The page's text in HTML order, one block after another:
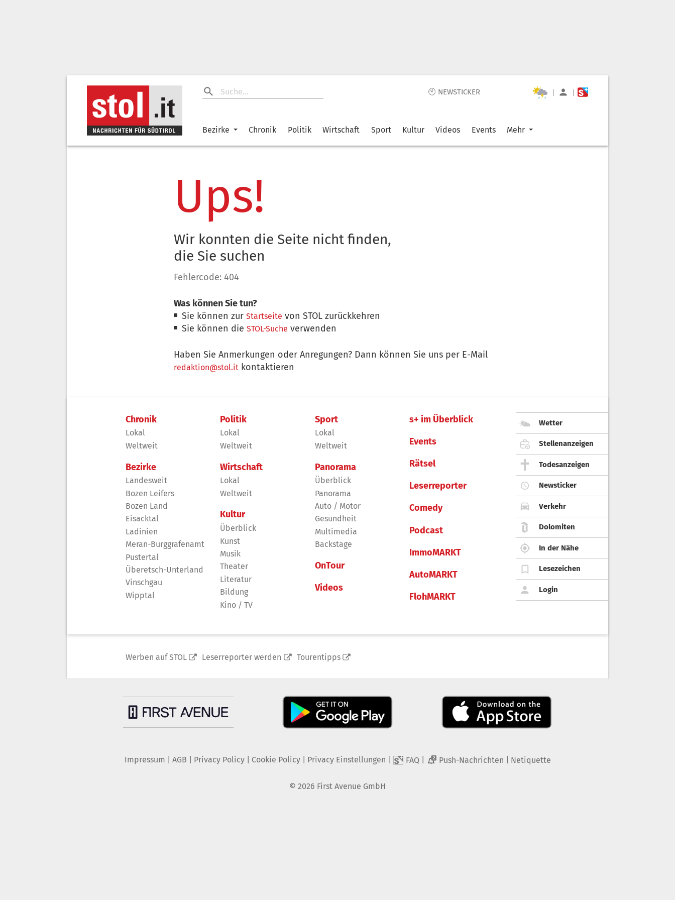
🕙 NEWSTICKER | |
Bezirke Chronik Politik Wirtschaft Sport Kultur Videos Events Mehr
Ups!
Wir konnten die Seite nicht finden,
die Sie suchen
Fehlercode: 404
Was können Sie tun?
Sie können zurStartseite von STOL zurückkehren
Sie können dieSTOL-Suche verwenden
Haben Sie Anmerkungen oder Anregungen? Dann können Sie uns per E-Mail
redaktion@stol.it kontaktieren
Chronik
Lokal
Weltweit
Bezirke
Landesweit
Bozen Leifers
Bozen Land
Eisacktal
Ladinien
Meran-Burggrafenamt
Pustertal
Überetsch-Unterland
Vinschgau
Wipptal
Politik
Lokal
Weltweit
Wirtschaft
Lokal
Weltweit
Kultur
Überblick
Kunst
Musik
Theater
Literatur
Bildung
Kino / TV
Sport
Lokal
Weltweit
Panorama
Überblick
Panorama
Auto / Motor
Gesundheit
Multimedia
Backstage
OnTour
Videos
s+ im Überblick
Events
Rätsel
Leserreporter
Comedy
Podcast
ImmoMARKT
AutoMARKT
FlohMARKT
Wetter
Stellenanzeigen
Todesanzeigen
Newsticker
Verkehr
Dolomiten
In der Nähe
Lesezeichen
Login
Werben auf STOL Leserreporter werden Tourentipps
Impressum AGB Privacy Policy| Cookie Policy| Privacy Einstellungen FAQ 2 Push-Nachrichten Netiquette
© 2026 First Avenue GmbH